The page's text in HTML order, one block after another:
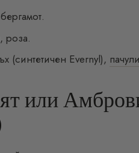
роза.
(синтетичен Evernyl), пачули
или